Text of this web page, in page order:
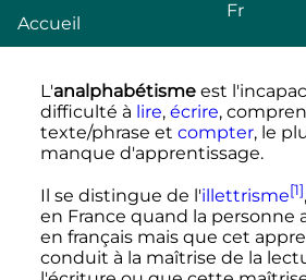
Accueil
Fr
L'analphabétismeest
difficulté à lire, écrire,
texte/phrase et compter, le
manque d'apprentissage.
Il se distingue de l'illettrisme[1]
en France quand la personne
en français mais que cet
conduit à la maîtrise de la